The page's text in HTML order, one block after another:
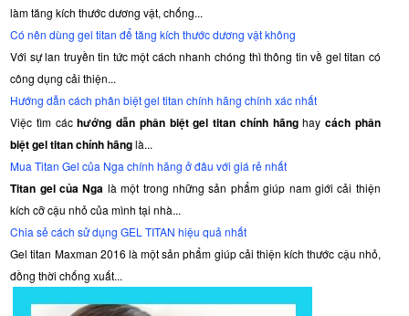
làm tăng kích thước dương vật, chống...
Có nên dùng gel titan để tăng kích thước dương vật không
Với sự lan truyền tin tức một cách nhanh chóng thì thông tin về gel titan có
công dụng cải thiện...
Hướng dẫn cách phân biệt gel titan chính hãng chính xác nhất
Việc tìm cáchướng dẫn phân biệt gel titan chính hãnghay cách phân
biệt gel titan chính hãnglà...
Mua Titan Gel của Nga chính hãng ở đâu với giá rẻ nhất
Titan gel của Nga là một trong những sản phẩm giúp nam giới cải thiện
kích cỡ cậu nhỏ của mình tại nhà...
Chia sẻ cách sử dụng GEL TITAN hiệu quả nhất
Gel titan Maxman 2016 là một sản phẩm giúp cải thiện kích thước cậu nhỏ,
đồng thời chống xuất...